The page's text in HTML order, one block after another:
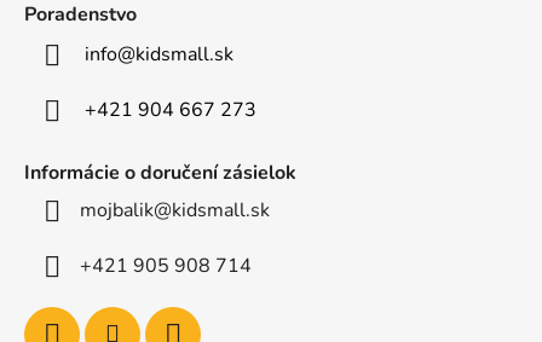
Poradenstvo
info@kidsmall.sk
+421 904 667 273
Informácie o doručení zásielok
mojbalik@kidsmall.sk
+421 905 908 714